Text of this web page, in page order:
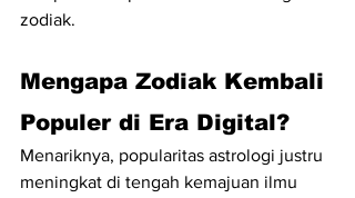
zodiak.
Mengapa Zodiak Kembali
Populer di Era Digital?
Menariknya, popularitas astrologi justru
meningkat di tengah kemajuan ilmu